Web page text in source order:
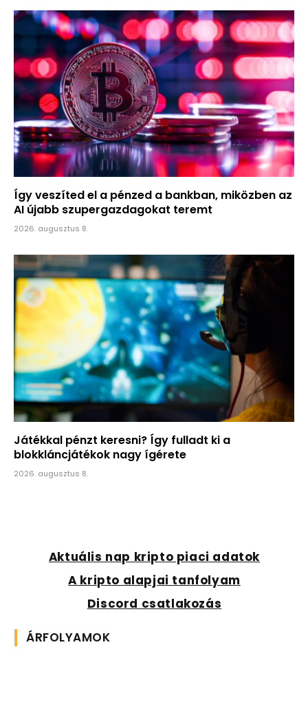
Így veszíted el a pénzed a bankban, miközben az
AI újabb szupergazdagokat teremt
2026. augusztus 8.
Játékkal pénzt keresni? Így fulladt ki a
blokkláncjátékok nagy ígérete
2026. augusztus 8.
Aktuális nap kripto piaci adatok
A kripto alapjai tanfolyam
Discord csatlakozás
ÁRFOLYAMOK